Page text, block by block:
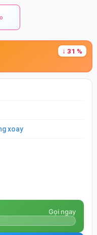
↓ 31 %
xoay